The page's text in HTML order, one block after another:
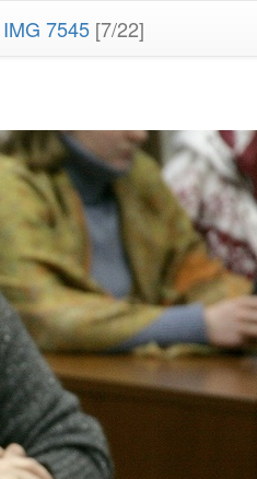
IMG 7545 [7/22]